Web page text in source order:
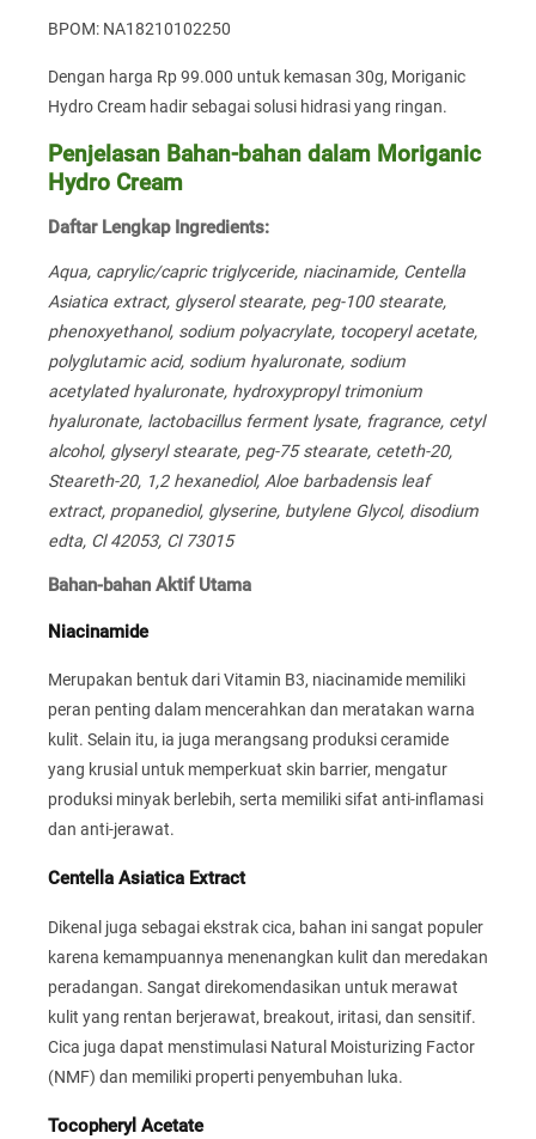
BPOM: NA18210102250
Dengan harga Rp 99.000 untuk kemasan 30g, Moriganic
Hydro Cream hadir sebagai solusi hidrasi yang ringan.
Penjelasan Bahan-bahan dalam Moriganic
Hydro Cream
Daftar Lengkap Ingredients:
Aqua, caprylic/capric triglyceride, niacinamide, Centella
Asiatica extract, glyserol stearate, peg-100 stearate,
phenoxyethanol, sodium polyacrylate, tocoperyl acetate,
polyglutamic acid, sodium hyaluronate, sodium
acetylated hyaluronate, hydroxypropyl trimonium
hyaluronate, lactobacillus ferment lysate, fragrance, cetyl
alcohol, glyseryl stearate, peg-75 stearate, ceteth-20,
Steareth-20, 1,2 hexanediol, Aloe barbadensis leaf
extract, propanediol, glyserine, butylene Glycol, disodium
edta, Cl 42053, Cl 73015
Bahan-bahan Aktif Utama
Niacinamide
Merupakan bentuk dari Vitamin B3, niacinamide memiliki
peran penting dalam mencerahkan dan meratakan warna
kulit. Selain itu, ia juga merangsang produksi ceramide
yang krusial untuk memperkuat skin barrier, mengatur
produksi minyak berlebih, serta memiliki sifat anti-inflamasi
dan anti-jerawat.
Centella Asiatica Extract
Dikenal juga sebagai ekstrak cica, bahan ini sangat populer
karena kemampuannya menenangkan kulit dan meredakan
peradangan. Sangat direkomendasikan untuk merawat
kulit yang rentan berjerawat, breakout, iritasi, dan sensitif.
Cica juga dapat menstimulasi Natural Moisturizing Factor
(NMF) dan memiliki properti penyembuhan luka.
Tocopheryl Acetate